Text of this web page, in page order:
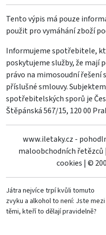
Tento výpis má pouze
použit pro vymáhání zboží
Informujeme spotřebitele,
poskytujeme služby, že mají
právo na mimosoudní
příslušné smlouvy.
spotřebitelských sporů je
Štěpánská 567/15, 120 00
www.iletaky.cz -
maloobchodních řetězců |
cookies | ©
Játra nejvíce trpí kvůli tomuto
zvyku a alkohol to není: Jste mezi
těmi, kteří to dělají pravidelně?